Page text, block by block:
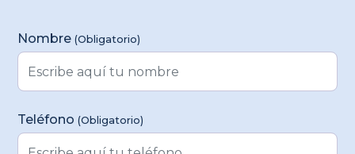
Formulario de Contacto
Nombre (Obligatorio)
Teléfono (Obligatorio)